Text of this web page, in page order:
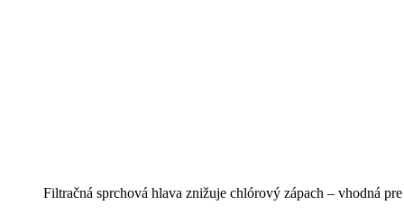
Filtračná sprchová hlava znižuje chlórový zápach – vhodná